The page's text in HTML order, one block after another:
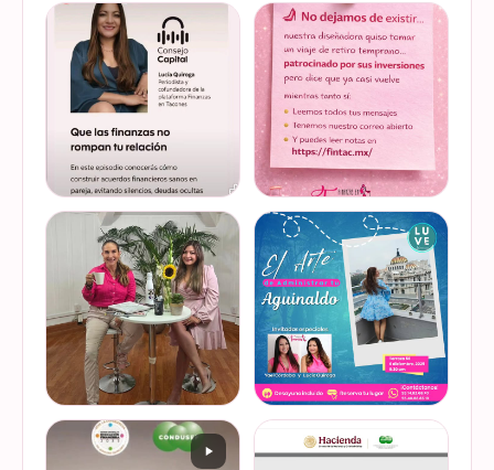
Felices de haber sido
invitadas, por cuarto año
consecutivo, a participar en
la Global Money Week, una
iniciativa que impulsa la
educación f…
VER EN
INSTAGRAM
Del 17 al 22 de marzo se
lleva a cabo la Global
Money Week 2026 (Semana
Mundial del Dinero).
Finanzas en Tacones
somos parte de esta
Jornada…
VER EN
INSTAGRAM
@lucyquiroga tuvo la
oportunidad de conversar
con la gran Ilana Sod, en el
#podcast Consejo Capital
de @scotiabankmx Gracias
por la invitac…
VER EN
INSTAGRAM
Prometemos que no
desaparecimos… solo
estamos reorganizando
todo (y esperando a que el
diseñador vuelva del retiro
😅). No estamos publicand…
VER EN
INSTAGRAM
De cuando te toca ser la
entrevistada. Un placer
platicar con Esther Luiselli
mejor forma de gestionar
ese dinero extra de fin de